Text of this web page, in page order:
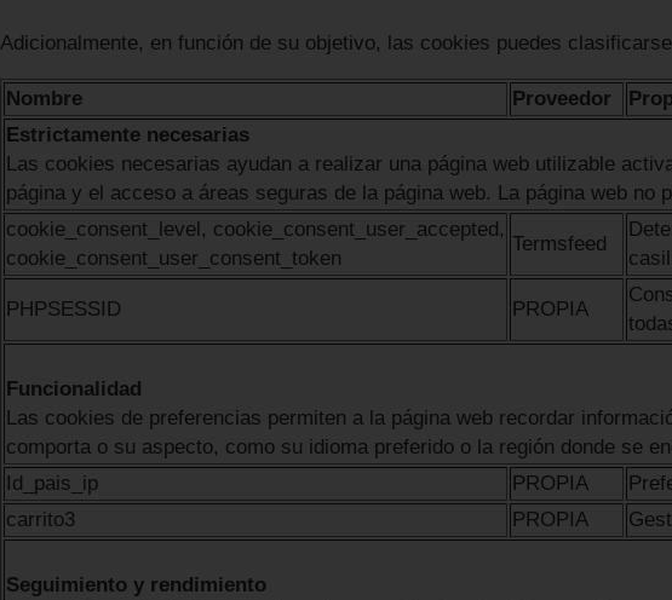
Adicionalmente, en función de su objetivo, las cookies puedes
Nombre Proveedor
Estrictamente necesarias
Las cookies necesarias ayudan a realizar una página web utilizable
página y el acceso a áreas seguras de la página web. La página web no
cookie_consent_level, cookie_consent_user_accepted,
cookie_consent_user_consent_token
Termsfeed
PHPSESSID PROPIA
Funcionalidad
Las cookies de preferencias permiten a la página web recordar
comporta o su aspecto, como su idioma preferido o la región donde se
Id_pais_ip
PROPIA
carrito3
PROPIA
Seguimiento y rendimiento